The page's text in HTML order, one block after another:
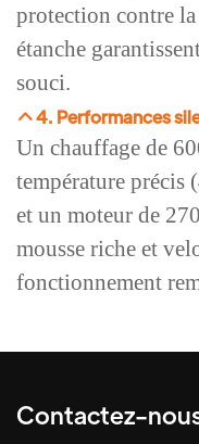
protection contre
étanche
souci.
4. Performances
Un chauffage de
température précis
et un moteur de
mousse riche et
fonctionnement
Contactez-